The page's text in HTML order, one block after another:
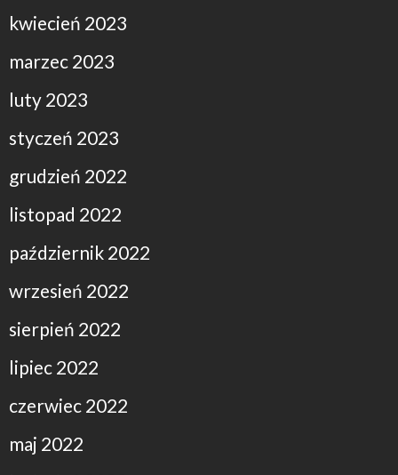
kwiecień 2023
marzec 2023
luty 2023
styczeń 2023
grudzień 2022
listopad 2022
październik 2022
wrzesień 2022
sierpień 2022
lipiec 2022
czerwiec 2022
maj 2022